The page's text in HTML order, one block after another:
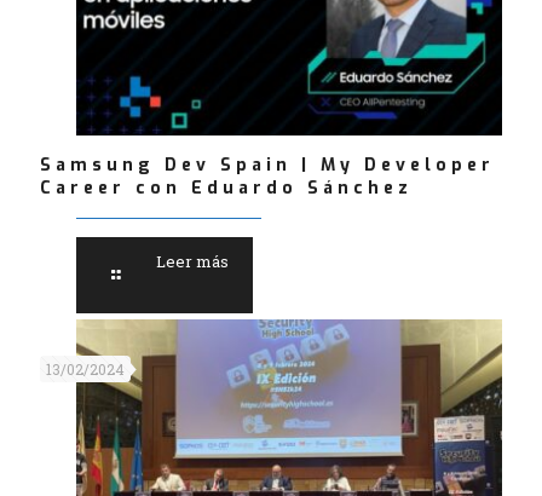
Samsung Dev Spain | My Developer
Career con Eduardo Sánchez
Leer más
13/02/2024